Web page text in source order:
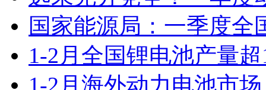
国家能源局：一季度
1-2月全国锂电池产量
1-2月海外动力电池市